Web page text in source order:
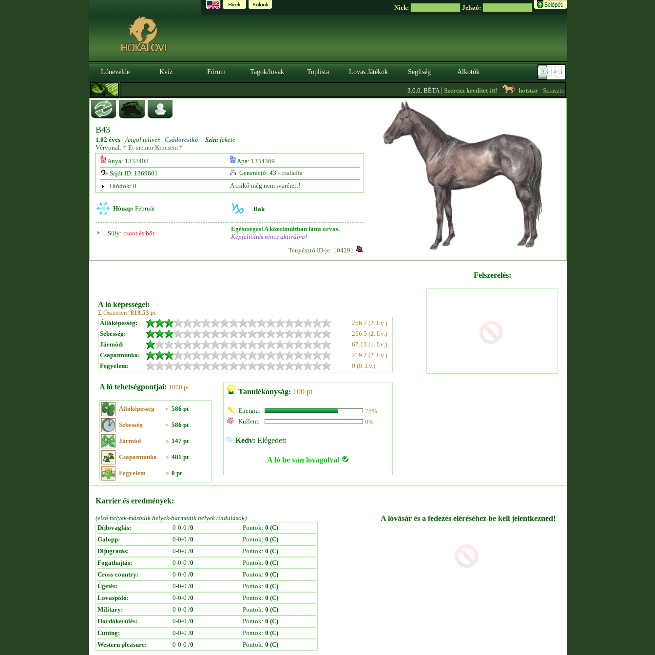
Nick: Jelszó:
Lónevelde Kvíz Fórum Tagok/lovak Toplista Lovas Játékok Segítség Alkotók
3.0.0. BÉTA|Szerezz kreditet itt! hotstar- Sziasztok, visszatértem:D Igyekszem
B43
1.02 éves -Angol telivér - Csődörcsikó - Szín: fekete
Vérvonal: † Et memor Kincsem †
Anya: 1334408 Apa: 1334369
Saját ID: 1369601
Generáció: 43 - családfa
Utódok: 0
A csikó még nem ivarérett!
Hónap: Február Bak
Súly: csont és bőr
Egészséges! A közelmúltban látta orvos.
Képfeltöltés nincs aktiválva!
Tenyésztő ID-je: 104291
A ló képességei:
Σ Összesen: 819.53 pt
Állóképesség:
266.7 (2. Lv.)
Sebesség:
266.5 (2. Lv.)
Jármód:
67.13 (1. Lv.)
Csapatmunka:
219.2 (2. Lv.)
Fegyelem:
0 (0. Lv.)
A ló tehetségpontjai: 1800 pt
Állóképesség » 586 pt
Sebesség » 586 pt
Jármód » 147 pt
Csapatmunka » 481 pt
Fegyelem » 0 pt
Tanulékonyság: 100 pt
Energia:
75%
Küllem:
0%
Kedv: Elégedett
A ló be van lovagolva!
Felszerelés:
Karrier és eredmények:
(első helyek-második helyek-harmadik helyek /indulások)
Díjlovaglás:
0-0-0 /0 Pontok: 0 (C)
Galopp:
0-0-0 /0 Pontok: 0 (C)
Díjugratás:
0-0-0 /0 Pontok: 0 (C)
Fogathajtás:
0-0-0 /0 Pontok: 0 (C)
Cross-country:
0-0-0 /0 Pontok: 0 (C)
Ügetés:
0-0-0 /0 Pontok: 0 (C)
Lovaspóló:
0-0-0 /0 Pontok: 0 (C)
Military:
0-0-0 /0 Pontok: 0 (C)
Hordókerülés:
0-0-0 /0 Pontok: 0 (C)
Cutting:
0-0-0 /0 Pontok: 0 (C)
Western pleasure:
0-0-0 /0 Pontok: 0 (C)
A lóvásár és a fedezés eléréséhez be kell jelentkezned!